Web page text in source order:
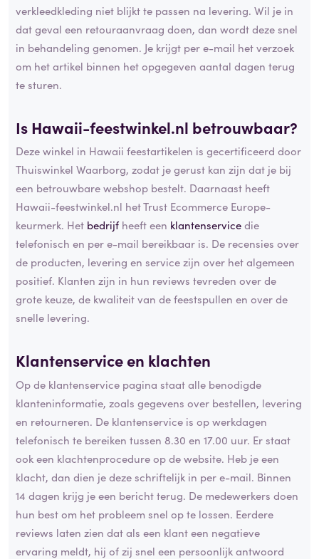
verkleedkleding niet blijkt te passen na levering. Wil je in
dat geval een retouraanvraag doen, dan wordt deze snel
in behandeling genomen. Je krijgt per e-mail het verzoek
om het artikel binnen het opgegeven aantal dagen terug
te sturen.
Is Hawaii-feestwinkel.nl betrouwbaar?
Deze winkel in Hawaii feestartikelen is gecertificeerd door
Thuiswinkel Waarborg, zodat je gerust kan zijn dat je bij
een betrouwbare webshop bestelt. Daarnaast heeft
Hawaii-feestwinkel.nl het Trust Ecommerce Europe-
keurmerk. Het bedrijf heeft een klantenservicedie
telefonisch en per e-mail bereikbaar is. De recensies over
de producten, levering en service zijn over het algemeen
positief. Klanten zijn in hun reviews tevreden over de
grote keuze, de kwaliteit van de feestspullen en over de
snelle levering.
Klantenservice en klachten
Op de klantenservice pagina staat alle benodigde
klanteninformatie, zoals gegevens over bestellen, levering
en retourneren. De klantenservice is op werkdagen
telefonisch te bereiken tussen 8.30 en 17.00 uur. Er staat
ook een klachtenprocedure op de website. Heb je een
klacht, dan dien je deze schriftelijk in per e-mail. Binnen
14 dagen krijg je een bericht terug. De medewerkers doen
hun best om het probleem snel op te lossen. Eerdere
reviews laten zien dat als een klant een negatieve
ervaring meldt, hij of zij snel een persoonlijk antwoord